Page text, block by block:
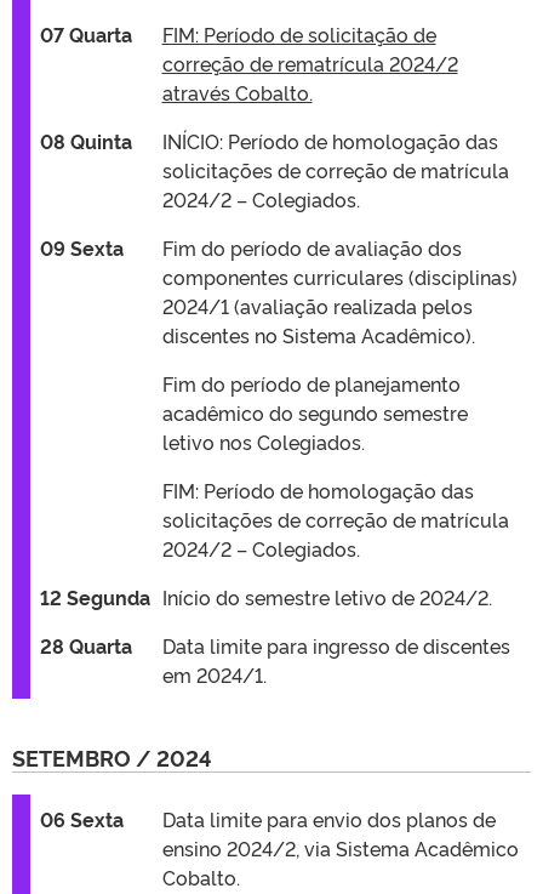
07 Quarta
FIM: Período de solicitação de
correção de rematrícula 2024/2
através Cobalto.
08 Quinta
INÍCIO: Período de homologação das
solicitações de correção de matrícula
2024/2 – Colegiados.
09 Sexta
Fim do período de avaliação dos
componentes curriculares (disciplinas)
2024/1 (avaliação realizada pelos
discentes no Sistema Acadêmico).
Fim do período de planejamento
acadêmico do segundo semestre
letivo nos Colegiados.
FIM: Período de homologação das
solicitações de correção de matrícula
2024/2 – Colegiados.
12 Segunda Início do semestre letivo de 2024/2.
28 Quarta
Data limite para ingresso de discentes
em 2024/1.
SETEMBRO / 2024
06 Sexta
Data limite para envio dos planos de
ensino 2024/2, via Sistema Acadêmico
Cobalto.